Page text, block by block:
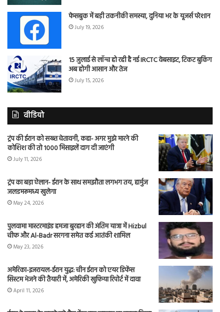
फेसबुक में बड़ी तकनीकी समस्या, दुनिया भर के यूजर्स परेशान
July 19, 2026
15 जुलाई से लॉन्च हो रही है नई IRCTC वेबसाइट, टिकट बुकिंग
अब होगी आसान और तेज
July 15, 2026
वीडियो
ट्रंप की ईरान को सख्त चेतावनी, कहा- अगर मुझे मारने की
कोशिश की तो 1000 मिसाइलें दाग दी जाएंगी
July 11, 2026
ट्रंप का बड़ा ऐलान- ईरान के साथ समझौता लगभग तय, हार्मुज
जलडमरूमध्य खुलेगा
May 24, 2026
पुलवामा मास्टरमाइंड हमजा बुरहान की अंतिम यात्रा में Hizbul
चीफ और Al-Badr सरगना समेत कई आतंकी शामिल
May 23, 2026
अमेरिका-इजरायल-ईरान युद्ध: चीन ईरान को एयर डिफेंस
सिस्टम भेजने की तैयारी में, अमेरिकी खुफिया रिपोर्ट में दावा
April 11, 2026